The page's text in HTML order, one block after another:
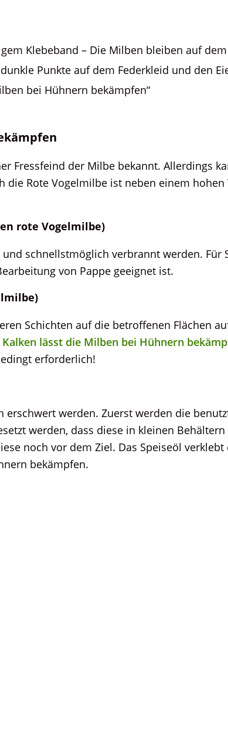
Klebeband – Die Milben bleiben auf
Punkte auf dem Federkleid und den
bei Hühnern bekämpfen“
Fressfeind der Milbe bekannt. Allerdings
Rote Vogelmilbe ist neben einem
rote Vogelmilbe)
schnellstmöglich verbrannt werden.
von Pappe geeignet ist.
Schichten auf die betroffenen Flächen
Kalken lässt die Milben bei Hühnern
erforderlich!
erschwert werden. Zuerst werden die
werden, dass diese in kleinen
noch vor dem Ziel. Das Speiseöl
bekämpfen.